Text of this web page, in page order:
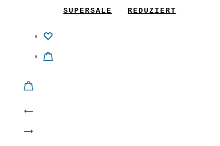
SUPERSALE REDUZIERT
Product
navigation
Kleid